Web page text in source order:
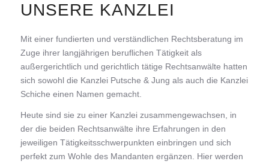
UNSERE KANZLEI
Mit einer fundierten und verständlichen Rechtsberatung im
Zuge ihrer langjährigen beruflichen Tätigkeit als
außergerichtlich und gerichtlich tätige Rechtsanwälte hatten
sich sowohl die Kanzlei Putsche & Jung als auch die Kanzlei
Schiche einen Namen gemacht.
Heute sind sie zu einer Kanzlei zusammengewachsen, in
der die beiden Rechtsanwälte ihre Erfahrungen in den
jeweiligen Tätigkeitsschwerpunkten einbringen und sich
perfekt zum Wohle des Mandanten ergänzen. Hier werden